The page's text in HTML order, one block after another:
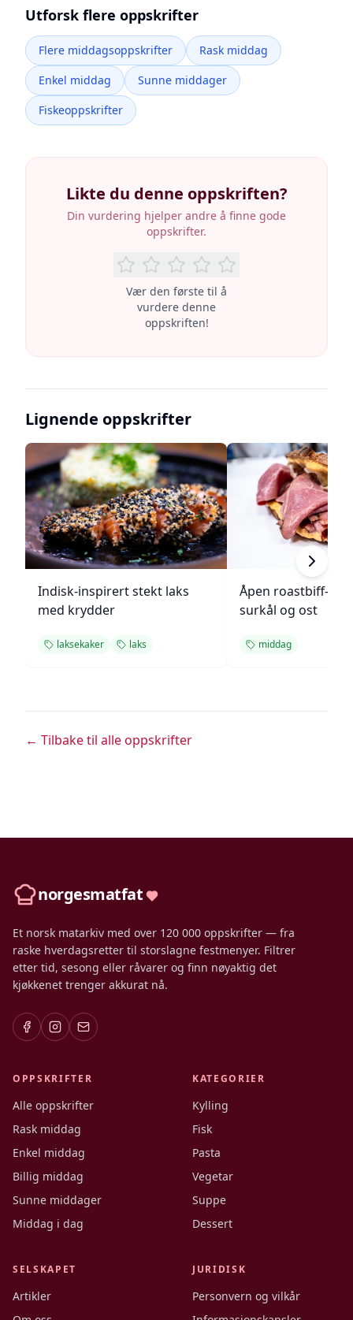
Utforsk flere oppskrifter
Flere middagsoppskrifter
Rask middag
Enkel middag
Sunne middager
Fiskeoppskrifter
Likte du denne oppskriften?
Din vurdering hjelper andre å finne gode
oppskrifter.
Vær den første til å
vurdere denne
oppskriften!
Lignende oppskrifter
Indisk-inspirert stekt laks
med krydder
laksekaker laks
Åpen roastbiff-
surkål og ost
middag
← Tilbake til alle oppskrifter
norgesmatfat
Et norsk matarkiv med over 120 000 oppskrifter — fra
raske hverdagsretter til storslagne festmenyer. Filtrer
etter tid, sesong eller råvarer og finn nøyaktig det
kjøkkenet trenger akkurat nå.
OPPSKRIFTER
Alle oppskrifter
Rask middag
Enkel middag
Billig middag
Sunne middager
Middag i dag
KATEGORIER
Kylling
Fisk
Pasta
Vegetar
Suppe
Dessert
SELSKAPET
Artikler
JURIDISK
Personvern og vilkår